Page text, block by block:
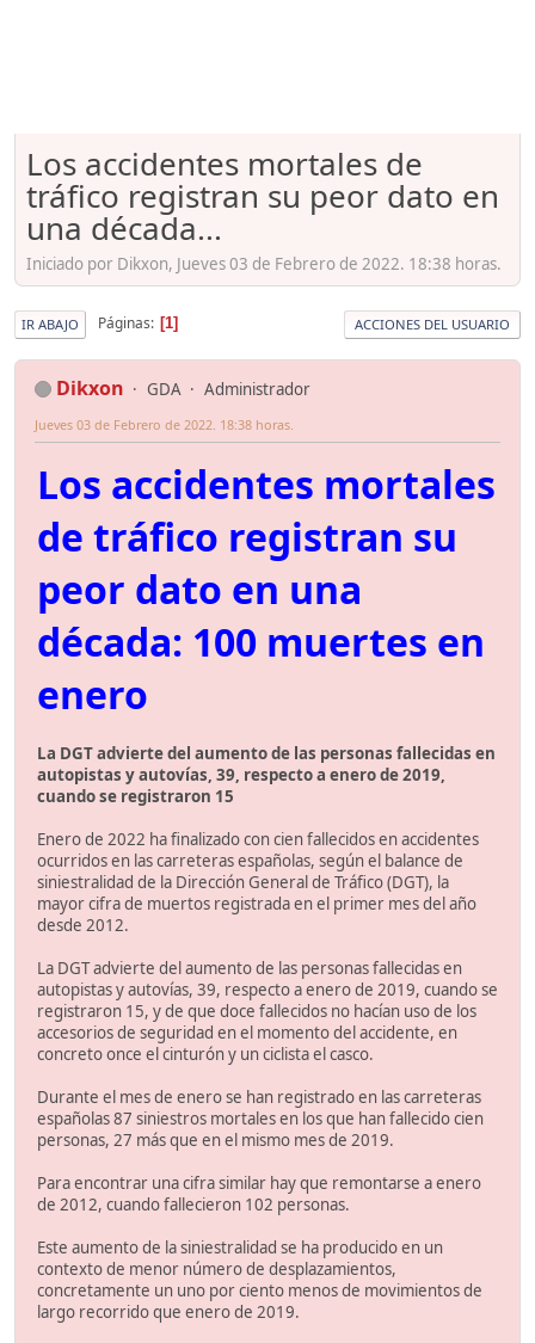
Los accidentes mortales de
tráfico registran su peor dato en
una década...
Iniciado por Dikxon, Jueves 03 de Febrero de 2022. 18:38 horas.
IR ABAJO Páginas 1 ACCIONES DEL USUARIO
Dikxon GDA Administrador
Jueves 03 de Febrero de 2022. 18:38 horas.
Los accidentes mortales
de tráfico registran su
peor dato en una
década: 100 muertes en
enero
La DGT advierte del aumento de las personas fallecidas en
autopistas y autovías, 39, respecto a enero de 2019,
cuando se registraron 15
Enero de 2022 ha finalizado con cien fallecidos en accidentes
ocurridos en las carreteras españolas, según el balance de
siniestralidad de la Dirección General de Tráfico (DGT), la
mayor cifra de muertos registrada en el primer mes del año
desde 2012.
La DGT advierte del aumento de las personas fallecidas en
autopistas y autovías, 39, respecto a enero de 2019, cuando se
registraron 15, y de que doce fallecidos no hacían uso de los
accesorios de seguridad en el momento del accidente, en
concreto once el cinturón y un ciclista el casco.
Durante el mes de enero se han registrado en las carreteras
españolas 87 siniestros mortales en los que han fallecido cien
personas, 27 más que en el mismo mes de 2019.
Para encontrar una cifra similar hay que remontarse a enero
de 2012, cuando fallecieron 102 personas.
Este aumento de la siniestralidad se ha producido en un
contexto de menor número de desplazamientos,
concretamente un uno por ciento menos de movimientos de
largo recorrido que enero de 2019.